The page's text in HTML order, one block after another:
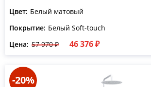
Цвет: Белый матовый
Покрытие: Белый Soft-touch
Цена: 57 970 ₽ 46 376 ₽
-20%